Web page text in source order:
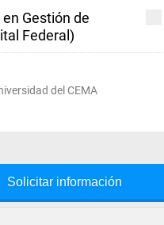
Gestión de
Federal)
del CEMA
Solicitar información